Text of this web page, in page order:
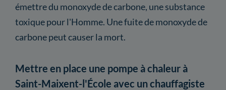
émettre du monoxyde de carbone, une substance
toxique pour l'Homme. Une fuite de monoxyde de
carbone peut causer la mort.
Mettre en place une pompe à chaleur à
Saint-Maixent-l'École avec un chauffagiste